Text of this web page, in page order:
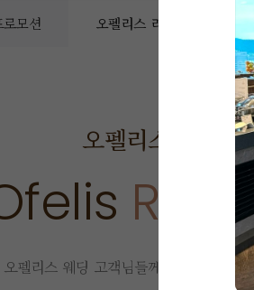
모션 오펠리스 리얼후기
오펠리스 웨딩
오펠리스 웨딩 고객님들께서 직접 작성